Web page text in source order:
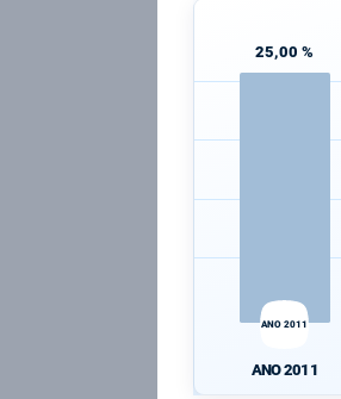
25,00 %
ANO 2011
ANO 2011